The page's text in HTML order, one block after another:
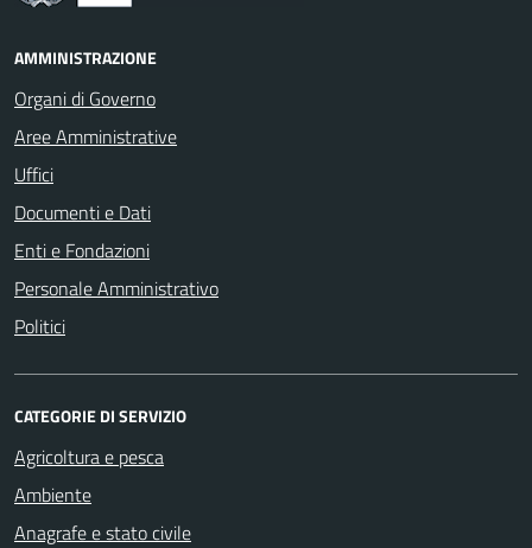
AMMINISTRAZIONE
Organi di Governo
Aree Amministrative
Uffici
Documenti e Dati
Enti e Fondazioni
Personale Amministrativo
Politici
CATEGORIE DI SERVIZIO
Agricoltura e pesca
Ambiente
Anagrafe e stato civile